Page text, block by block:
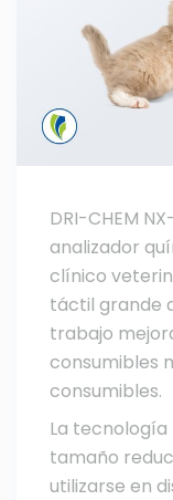
DRI-CHEM
analizador
clínico
táctil grande
trabajo
consumibles
consumibles.
La tecnología
tamaño
utilizarse en